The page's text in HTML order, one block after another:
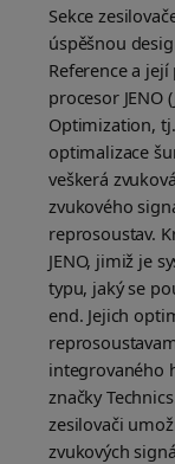
Sekce
úspěšnou
Reference a
procesor
Optimization,
optimalizace
veškerá
zvukového
reprosoustav.
JENO, jimiž je
typu, jaký se
end. Jejich
integrovaného
značky
zesilovači
zvukových